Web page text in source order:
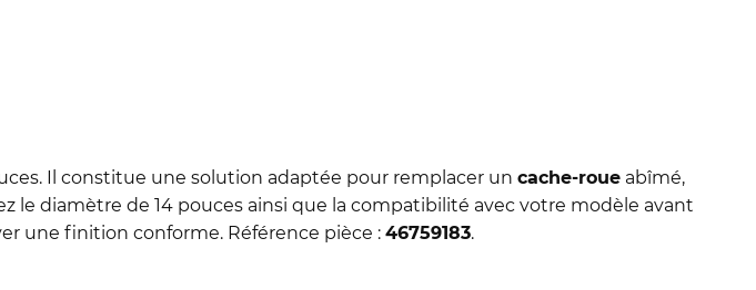
Il constitue une solution adaptée pour remplacer un cache-roue abîmé,
diamètre de 14 pouces ainsi que la compatibilité avec votre modèle avant
une finition conforme. Référence pièce : 46759183.